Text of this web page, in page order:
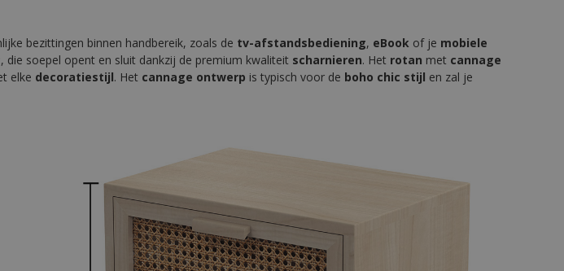
bezittingen binnen handbereik, zoals de tv-afstandsbediening, eBook of je mobiele
, die soepel opent en sluit dankzij de premium kwaliteit scharnieren. Het rotan met cannage
elke decoratiestijl. Het cannage ontwerp is typisch voor de boho chic stijl en zal je